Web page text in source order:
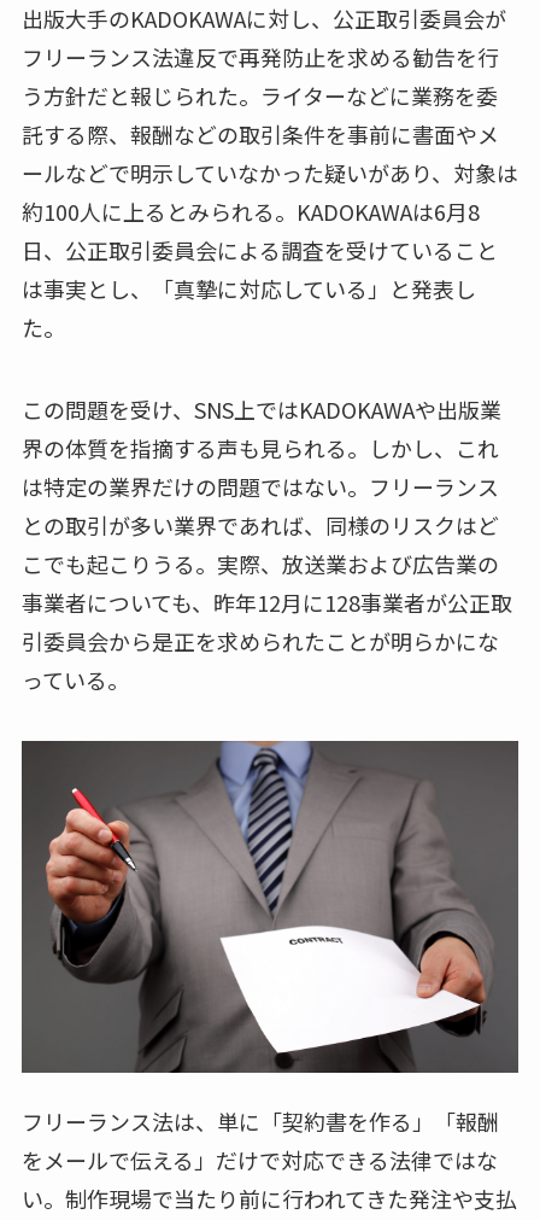
出版大手のKADOKAWAに対し、公正取引委員会が
フリーランス法違反で再発防止を求める勧告を行
う方針だと報じられた。ライターなどに業務を委
託する際、報酬などの取引条件を事前に書面やメ
ールなどで明示していなかった疑いがあり、対象は
約100人に上るとみられる。KADOKAWAは6月8
日、公正取引委員会による調査を受けていること
は事実とし、「真摯に対応している」と発表し
た。
この問題を受け、SNS上ではKADOKAWAや出版業
界の体質を指摘する声も見られる。しかし、これ
は特定の業界だけの問題ではない。フリーランス
との取引が多い業界であれば、同様のリスクはど
こでも起こりうる。実際、放送業および広告業の
事業者についても、昨年12月に128事業者が公正取
引委員会から是正を求められたことが明らかにな
っている。
フリーランス法は、単に「契約書を作る」「報酬
をメールで伝える」だけで対応できる法律ではな
い。制作現場で当たり前に行われてきた発注や支払